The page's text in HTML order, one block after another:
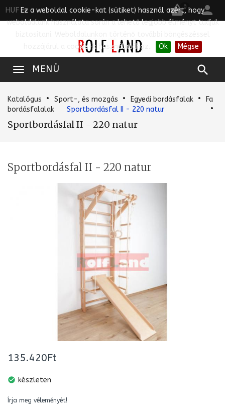
Ez a weboldal cookie-kat (sütiket) használ azért, hogy
weboldalunk használata során a lehető legjobb élményt tudjuk
hozzájárul a cookie-k használatához..
Ok Mégse
HUF 0 
MENÜ 
Katalógus Sport-, és mozgás Egyedi bordásfalak
Fa
bordásfalalak
Sportbordásfal II - 220 natur
Sportbordásfal II - 220 natur
Sportbordásfal II - 220 natur
135.420Ft
check_circle készleten
Írja meg véleményét!